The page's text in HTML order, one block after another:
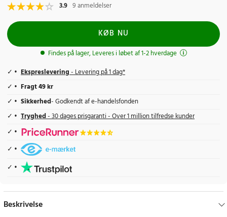
3.9 9 anmeldelser
KØB NU
Findes på lager, Leveres i løbet af 1-2 hverdage
Ekspreslevering- Levering på 1 dag*
Fragt 49 kr
Sikkerhed- Godkendt af e-handelsfonden
Tryghed- 30 dages prisgaranti - Over 1 million tilfredse kunder
Beskrivelse